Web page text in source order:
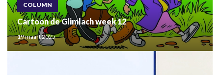
COLUMN
Cartoon de Glimlach week 12
19 maart 2025